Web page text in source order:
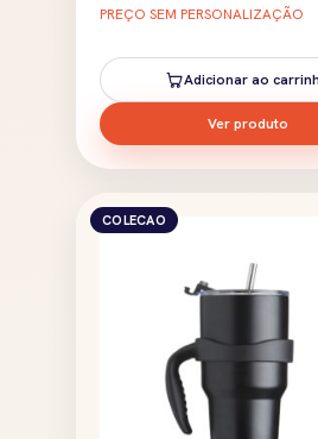
PREÇO SEM PERSONALIZAÇÃO
Adicionar ao
Ver produto
COLECAO